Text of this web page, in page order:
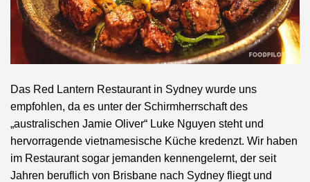
Das Red Lantern Restaurant in Sydney wurde uns
empfohlen, da es unter der Schirmherrschaft des
„australischen Jamie Oliver“ Luke Nguyen steht und
hervorragende vietnamesische Küche kredenzt. Wir haben
im Restaurant sogar jemanden kennengelernt, der seit
Jahren beruflich von Brisbane nach Sydney fliegt und